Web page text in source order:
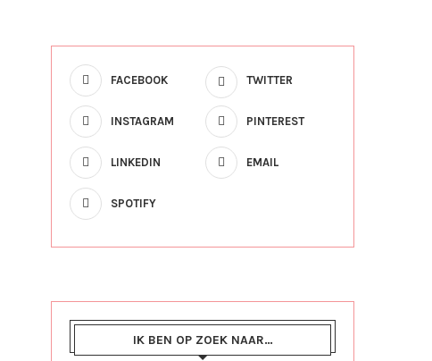
FACEBOOK TWITTER
INSTAGRAM PINTEREST
LINKEDIN EMAIL
SPOTIFY
IK BEN OP ZOEK NAAR…